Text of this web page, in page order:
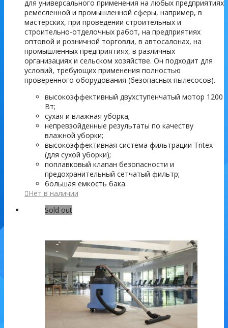
для универсального применения на любых предприятиях
ремесленной и промышленной сферы, например, в
мастерских, при проведении строительных и
строительно-отделочных работ, на предприятиях
оптовой и розничной торговли, в автосалонах, на
промышленных предприятиях, в различных
организациях и сельском хозяйстве. Он подходит для
условий, требующих применения полностью
проверенного оборудования (безопасных пылесосов).
высокоэффективный двухступенчатый мотор 1200
Вт;
сухая и влажная уборка;
непревзойденные результаты по качеству
влажной уборки;
высокоэффективная система фильтрации Tritex
(для сухой уборки);
поплавковый клапан безопасности и
предохранительный сетчатый фильтр;
большая емкость бака.
Нет в наличии
Sold out